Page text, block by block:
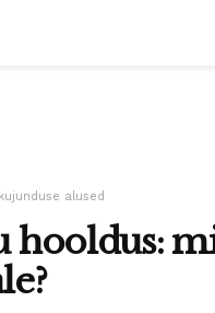
alused
hooldus: